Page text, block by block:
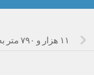
۱۱ هزار و ۷۹۰ متر به زیربنای کتابخانه‌های عمومی افزوده شد